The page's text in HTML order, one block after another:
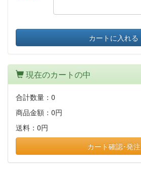
カートに入れる
現在のカートの中
合計数量： 0
商品金額： 0円
送料： 0円
カート確認･発注